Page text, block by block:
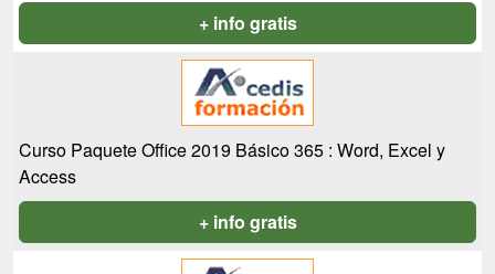
+ info gratis
Curso Paquete Office 2019 Básico 365 : Word, Excel y
Access
+ info gratis